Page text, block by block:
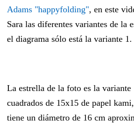
Adams "happyfolding", en este
Sara las diferentes variantes de la
el diagrama sólo está la variante 1.
La estrella de la foto es la variante
cuadrados de 15x15 de papel
tiene un diámetro de 16 cm